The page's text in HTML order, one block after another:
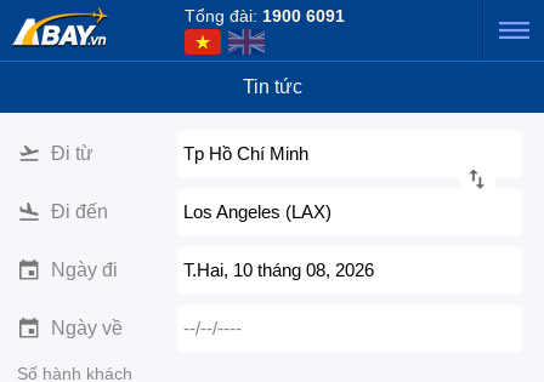
Tổng đài: 1900 6091
Tin tức
Đi từ Tp Hồ Chí Minh
Đi đến Los Angeles (LAX)
Ngày đi T.Hai, 10 tháng 08, 2026
Ngày về --/--/----
Số hành khách